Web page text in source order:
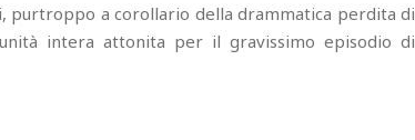
purtroppo a corollario della drammatica perdita di
intera attonita per il gravissimo episodio di